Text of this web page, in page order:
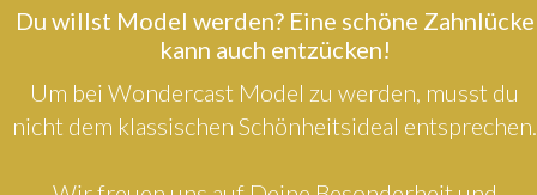
Du willst Model werden? Eine schöne Zahnlücke
kann auch entzücken!
Um bei Wondercast Model zu werden, musst du
nicht dem klassischen Schönheitsideal entsprechen.